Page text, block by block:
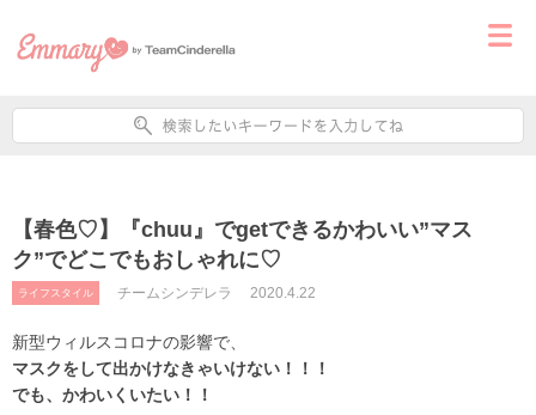
【春色♡】『chuu』でgetできるかわいい”マス
ク”でどこでもおしゃれに♡
ライフスタイル チームシンデレラ 2020.4.22
新型ウィルスコロナの影響で、
マスクをして出かけなきゃいけない！！！
でも、かわいくいたい！！